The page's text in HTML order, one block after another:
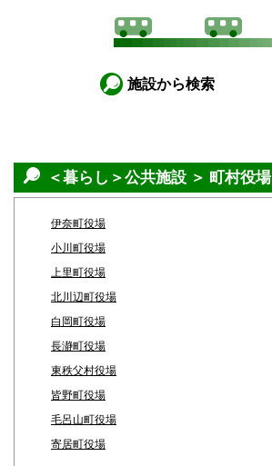
施設から検索
＜暮らし＞公共施設 ＞ 町村役場
伊奈町役場
小川町役場
上里町役場
北川辺町役場
白岡町役場
長瀞町役場
東秩父村役場
皆野町役場
毛呂山町役場
寄居町役場